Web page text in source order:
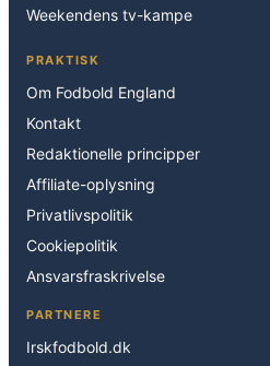
Weekendens tv-kampe
PRAKTISK
Om Fodbold England
Kontakt
Redaktionelle principper
Affiliate-oplysning
Privatlivspolitik
Cookiepolitik
Ansvarsfraskrivelse
PARTNERE
Irskfodbold.dk